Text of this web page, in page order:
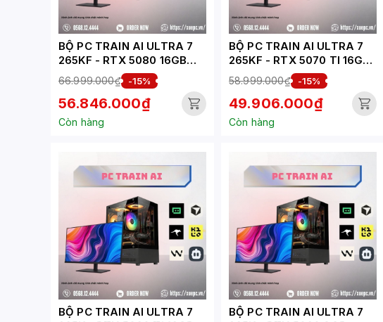
BỘ PC TRAIN AI ULTRA 7
265KF - RTX 5080 16GB
(XUEPC172-TA)
66.999.000₫ -15%
56.846.000₫
Còn hàng
BỘ PC TRAIN AI ULTRA 7
265KF - RTX 5070 TI 16G
(XUEPC171-TA)
58.999.000₫ -15%
49.906.000₫
Còn hàng
BỘ PC TRAIN AI ULTRA 7
BỘ PC TRAIN AI ULTRA 7